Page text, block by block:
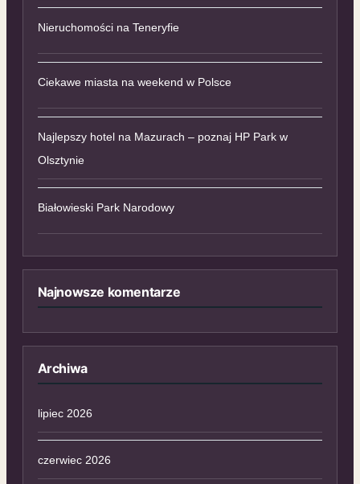
Nieruchomości na Teneryfie
Ciekawe miasta na weekend w Polsce
Najlepszy hotel na Mazurach – poznaj HP Park w
Olsztynie
Białowieski Park Narodowy
Najnowsze komentarze
Archiwa
lipiec 2026
czerwiec 2026